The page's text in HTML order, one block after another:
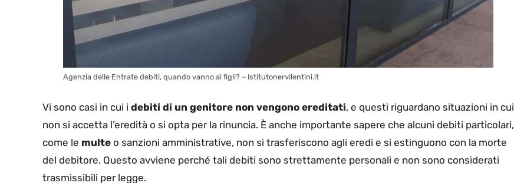
Agenzia delle Entrate debiti, quando vanno ai figli? – Istitutonervilentini.it
Vi sono casi in cui i debiti di un genitore non vengono ereditati, e questi riguardano situazioni in cui
non si accetta l’eredità o si opta per la rinuncia. È anche importante sapere che alcuni debiti particolari,
come le multe o sanzioni amministrative, non si trasferiscono agli eredi e si estinguono con la morte
del debitore. Questo avviene perché tali debiti sono strettamente personali e non sono considerati
trasmissibili per legge.